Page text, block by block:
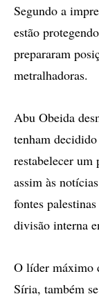
Segundo a
estão
prepararam
metralhadoras.
Abu Obeida
tenham
restabelecer
assim às
fontes
divisão interna
O líder máximo
Síria, também